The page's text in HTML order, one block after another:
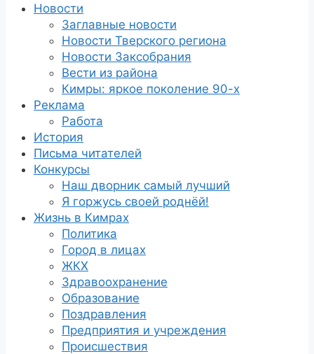
Новости
Заглавные новости
Новости Тверского региона
Новости Заксобрания
Вести из района
Кимры: яркое поколение 90-х
Реклама
Работа
История
Письма читателей
Конкурсы
Наш дворник самый лучший
Я горжусь своей роднёй!
Жизнь в Кимрах
Политика
Город в лицах
ЖКХ
Здравоохранение
Образование
Поздравления
Предприятия и учреждения
Происшествия